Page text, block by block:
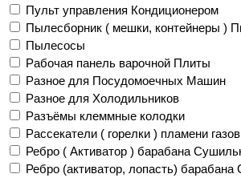
Пульт управления Кондиционером
Пылесборник ( мешки, контейнеры )
Пылесосы
Рабочая панель варочной Плиты
Разное для Посудомоечных Машин
Разное для Холодильников
Разъёмы клеммные колодки
Рассекатели ( горелки ) пламени
Ребро ( Активатор ) барабана
Ребро (активатор, лопасть) барабана